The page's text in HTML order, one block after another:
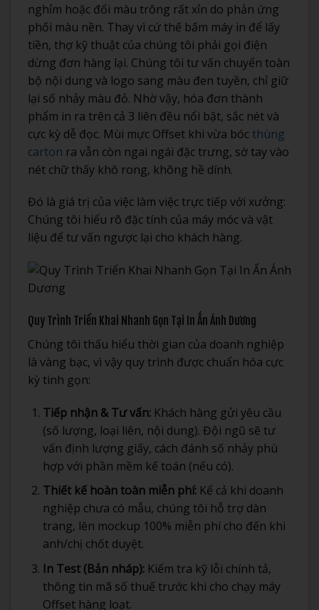
nghỉm hoặc đổi màu trông rất xỉn do phản ứng
phối màu nền. Thay vì cứ thế bấm máy in để lấy
tiền, thợ kỹ thuật của chúng tôi phải gọi điện
dừng đơn hàng lại. Chúng tôi tư vấn chuyển toàn
bộ nội dung và logo sang màu đen tuyền, chỉ giữ
lại số nhảy màu đỏ. Nhờ vậy, hóa đơn thành
phẩm in ra trên cả 3 liên đều nổi bật, sắc nét và
cực kỳ dễ đọc. Mùi mực Offset khi vừa bóc thùng
carton ra vẫn còn ngai ngái đặc trưng, sờ tay vào
nét chữ thấy khô rong, không hề dính.
Đó là giá trị của việc làm việc trực tiếp với xưởng:
Chúng tôi hiểu rõ đặc tính của máy móc và vật
liệu để tư vấn ngược lại cho khách hàng.
Quy Trình Triển Khai Nhanh Gọn Tại In Ấn Ánh Dương
Chúng tôi thấu hiểu thời gian của doanh nghiệp
là vàng bạc, vì vậy quy trình được chuẩn hóa cực
kỳ tinh gọn:
Tiếp nhận & Tư vấn:Khách hàng gửi yêu cầu
(số lượng, loại liên, nội dung). Đội ngũ sẽ tư
vấn định lượng giấy, cách đánh số nhảy phù
hợp với phần mềm kế toán (nếu có).
Thiết kế hoàn toàn miễn phí:Kể cả khi doanh
nghiệp chưa có mẫu, chúng tôi hỗ trợ dàn
trang, lên mockup 100% miễn phí cho đến khi
anh/chị chốt duyệt.
In Test (Bản nháp):Kiểm tra kỹ lỗi chính tả,
thông tin mã số thuế trước khi cho chạy máy
Offset hàng loạt.